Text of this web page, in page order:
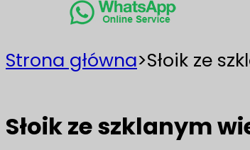
Strona główna>Słoik ze
Słoik ze szklanym